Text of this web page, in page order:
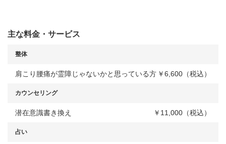
主な料金・サービス
整体
肩こり腰痛が霊障じゃないかと思っている方 ￥6,600（税込）
カウンセリング
潜在意識書き換え ￥11,000（税込）
占い